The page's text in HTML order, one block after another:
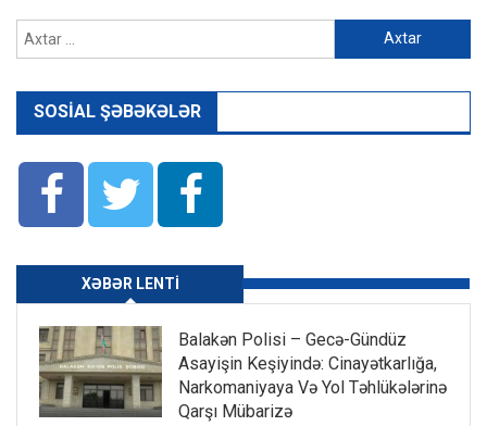
SOSIAL ŞƏBƏKƏLƏR
XƏBƏR LENTI
Balakən Polisi – Gecə-Gündüz
Asayişin Keşiyində: Cinayətkarlığa,
Narkomaniyaya Və Yol Təhlükələrinə
Qarşı Mübarizə